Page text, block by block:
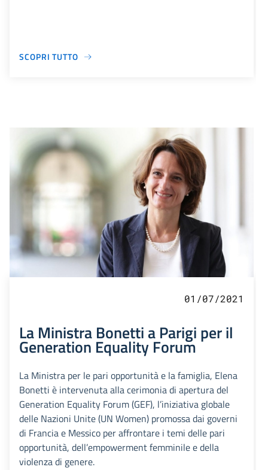
SCOPRI TUTTO
01/07/2021
La Ministra Bonetti a Parigi per il
Generation Equality Forum
La Ministra per le pari opportunità e la famiglia, Elena
Bonetti è intervenuta alla cerimonia di apertura del
Generation Equality Forum (GEF), l’iniziativa globale
delle Nazioni Unite (UN Women) promossa dai governi
di Francia e Messico per affrontare i temi delle pari
opportunità, dell’empowerment femminile e della
violenza di genere.